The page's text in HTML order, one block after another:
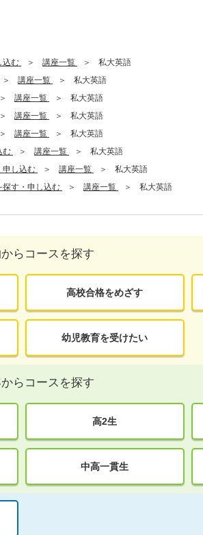
込む 講座一覧
私大英語
講座一覧
私大英語
講座一覧
私大英語
講座一覧
私大英語
講座一覧
私大英語
む 講座一覧
私大英語
申し込む 講座一覧
私大英語
探す・申し込む 講座一覧 私大英語
からコースを探す
高校合格をめざす
幼児教育を受けたい
らコースを探す
高2生
中高一貫生